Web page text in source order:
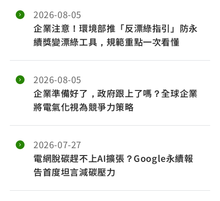
2026-08-05
企業注意！環境部推「反漂綠指引」防永
續獎變漂綠工具，規範重點一次看懂
2026-08-05
企業準備好了，政府跟上了嗎？全球企業
將電氣化視為競爭力策略
2026-07-27
電網脫碳趕不上AI擴張？Google永續報
告首度坦言減碳壓力